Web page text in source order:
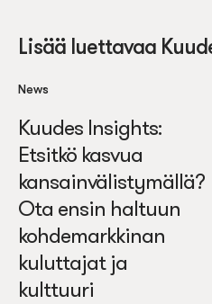
Lisää luettavaa
News
Kuudes Insights:
Etsitkö kasvua
kansainvälistymällä?
Ota ensin haltuun
kohdemarkkinan
kuluttajat ja
kulttuuri